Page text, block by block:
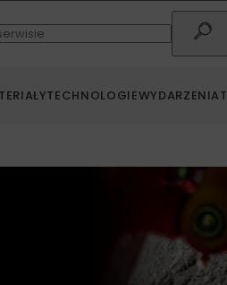
TECHNOLOGIEWYDARZENIA